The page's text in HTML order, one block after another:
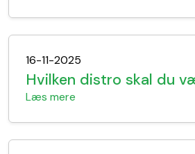
16-11-2025
Hvilken distro skal du
Læs mere